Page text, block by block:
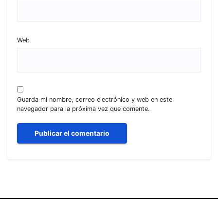
Web
Guarda mi nombre, correo electrónico y web en este
navegador para la próxima vez que comente.